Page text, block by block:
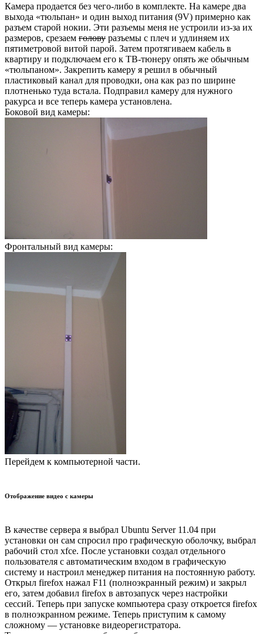
Камера продается без чего-либо в комплекте. На камере два
выхода «тюльпан» и один выход питания (9V) примерно как
разъем старой нокии. Эти разъемы меня не устроили из-за их
размеров, срезаем голову разъемы с плеч и удлиняем их
пятиметровой витой парой. Затем протягиваем кабель в
квартиру и подключаем его к ТВ-тюнеру опять же обычным
«тюльпаном». Закрепить камеру я решил в обычный
пластиковый канал для проводки, она как раз по ширине
плотненько туда встала. Подправил камеру для нужного
ракурса и все теперь камера установлена.
Боковой вид камеры:
Фронтальный вид камеры:
Перейдем к компьютерной части.
Отображение видео с камеры
В качестве сервера я выбрал Ubuntu Server 11.04 при
установки он сам спросил про графическую оболочку, выбрал
рабочий стол xfce. После установки создал отдельного
пользователя с автоматическим входом в графическую
систему и настроил менеджер питания на постоянную работу.
Открыл firefox нажал F11 (полноэкранный режим) и закрыл
его, затем добавил firefox в автозапуск через настройки
сессий. Теперь при запуске компьютера сразу откроется firefox
в полноэкранном режиме. Теперь приступим к самому
сложному — установке видеорегистратора.